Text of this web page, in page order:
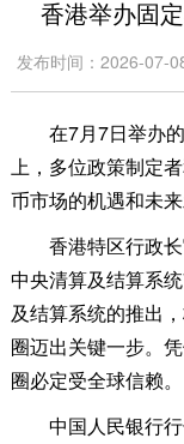
香港举办固
发布时间：2026-07-
在7月7日举办的
上，多位政策制定
币市场的机遇和未来
香港特区行政长
中央清算及结算系
及结算系统的推出
圈迈出关键一步。
圈必定受全球信赖。
中国人民银行行